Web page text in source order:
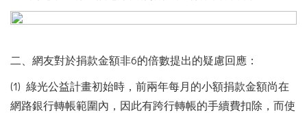
二、網友對於捐款金額非6的倍數提出的疑慮回應：
(1) 綠光公益計畫初始時，前兩年每月的小額捐款金額尚在
網路銀行轉帳範圍內，因此有跨行轉帳的手續費扣除，而使